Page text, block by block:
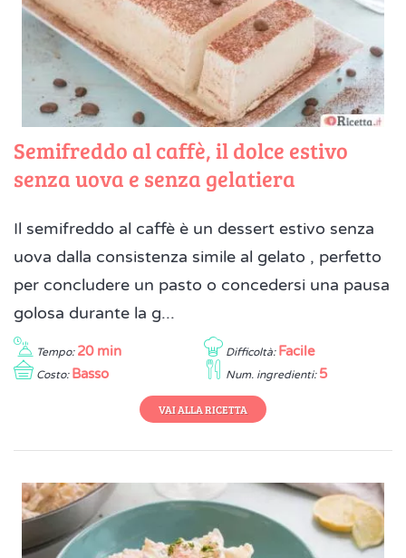
Semifreddo al caffè, il dolce estivo
senza uova e senza gelatiera
Il semifreddo al caffè è un dessert estivo senza
uova dalla consistenza simile al gelato , perfetto
per concludere un pasto o concedersi una pausa
golosa durante la g...
Tempo: 20 min Difficoltà: Facile
Costo: Basso Num. ingredienti: 5
VAI ALLA RICETTA